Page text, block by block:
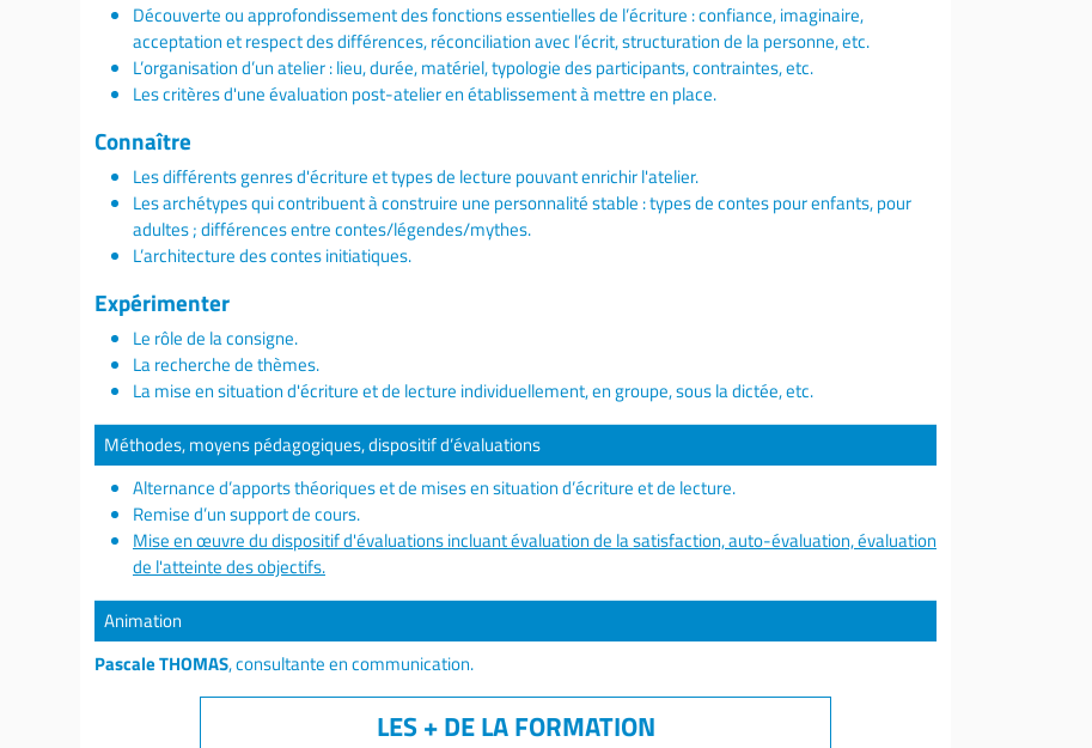
Découverte ou approfondissement des fonctions essentielles de l’écriture : confiance, imaginaire,
acceptation et respect des différences, réconciliation avec l’écrit, structuration de la personne, etc.
L’organisation d’un atelier : lieu, durée, matériel, typologie des participants, contraintes, etc.
Les critères d'une évaluation post-atelier en établissement à mettre en place.
Connaître
Les différents genres d'écriture et types de lecture pouvant enrichir l'atelier.
Les archétypes qui contribuent à construire une personnalité stable : types de contes pour enfants, pour
adultes ; différences entre contes/légendes/mythes.
L’architecture des contes initiatiques.
Expérimenter
Le rôle de la consigne.
La recherche de thèmes.
La mise en situation d'écriture et de lecture individuellement, en groupe, sous la dictée, etc.
Méthodes, moyens pédagogiques, dispositif d’évaluations
Alternance d’apports théoriques et de mises en situation d’écriture et de lecture.
Remise d’un support de cours.
Mise en œuvre du dispositif d'évaluations incluant évaluation de la satisfaction, auto-évaluation, évaluation
de l'atteinte des objectifs.
Animation
Pascale THOMAS, consultante en communication.